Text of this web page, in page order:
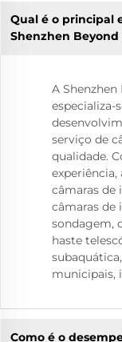
Qual é o principal
Shenzhen Beyond
A
especializa-
serviço de
qualidade.
experiência,
câmaras de
câmaras de
sondagem,
haste
municipais,
Como é o